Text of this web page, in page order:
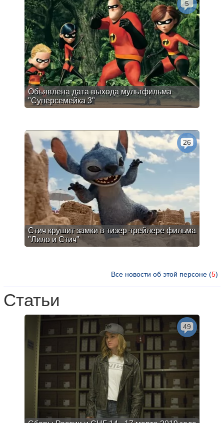
Объявлена дата выхода мультфильма
"Суперсемейка 3"
5
Стич крушит замки в тизер-трейлере фильма
"Лило и Стич"
26
Все новости об этой персоне (5)
Статьи
49